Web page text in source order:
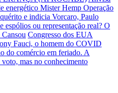
energético Mister Hemp Operação
e indicia Vorcaro, Paulo
espólios ou representação real? O
Congresso dos EUA
Fauci, o homem do COVID
do comércio em feriado. A
mas no conhecimento